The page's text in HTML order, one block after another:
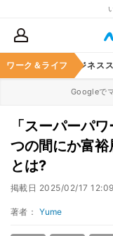
ワーク＆ライフ
キャリア ビジネス
Googleで
「スーパーパ
つの間にか富
とは?
掲載日 2025/02/17 12:09
著者： Yume